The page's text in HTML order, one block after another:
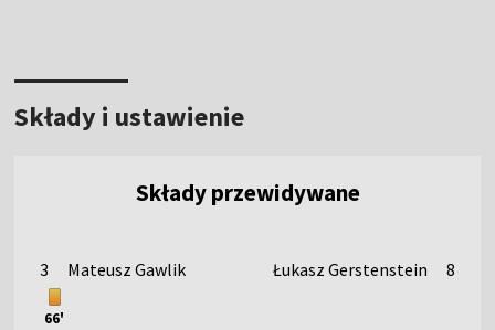
Składy i ustawienie
Składy przewidywane
3 Mateusz Gawlik
66'
Łukasz Gerstenstein 8